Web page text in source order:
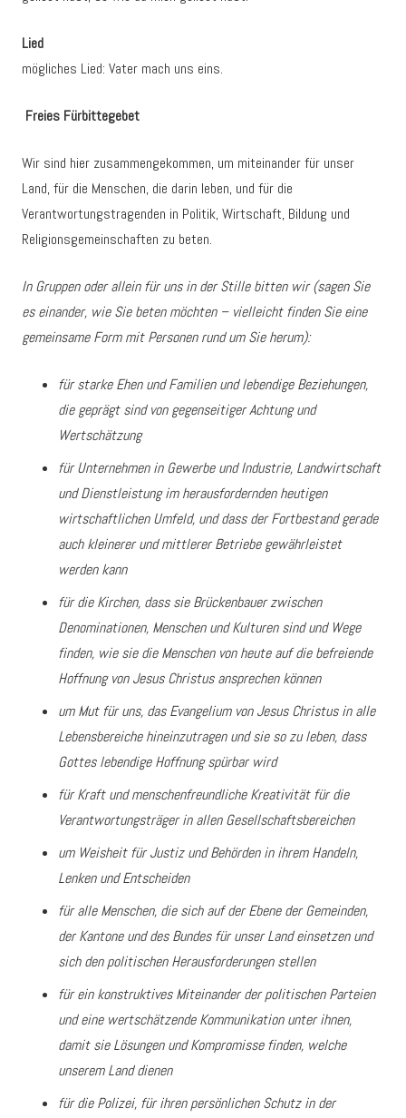
Lied
mögliches Lied: Vater mach uns eins.
Freies Fürbittegebet
Wir sind hier zusammengekommen, um miteinander für unser
Land, für die Menschen, die darin leben, und für die
Verantwortungstragenden in Politik, Wirtschaft, Bildung und
Religionsgemeinschaften zu beten.
In Gruppen oder allein für uns in der Stille bitten wir (sagen Sie
es einander, wie Sie beten möchten – vielleicht finden Sie eine
gemeinsame Form mit Personen rund um Sie herum):
für starke Ehen und Familien und lebendige Beziehungen,
die geprägt sind von gegenseitiger Achtung und
Wertschätzung
für Unternehmen in Gewerbe und Industrie, Landwirtschaft
und Dienstleistung im herausfordernden heutigen
wirtschaftlichen Umfeld, und dass der Fortbestand gerade
auch kleinerer und mittlerer Betriebe gewährleistet
werden kann
für die Kirchen, dass sie Brückenbauer zwischen
Denominationen, Menschen und Kulturen sind und Wege
finden, wie sie die Menschen von heute auf die befreiende
Hoffnung von Jesus Christus ansprechen können
um Mut für uns, das Evangelium von Jesus Christus in alle
Lebensbereiche hineinzutragen und sie so zu leben, dass
Gottes lebendige Hoffnung spürbar wird
für Kraft und menschenfreundliche Kreativität für die
Verantwortungsträger in allen Gesellschaftsbereichen
um Weisheit für Justiz und Behörden in ihrem Handeln,
Lenken und Entscheiden
für alle Menschen, die sich auf der Ebene der Gemeinden,
der Kantone und des Bundes für unser Land einsetzen und
sich den politischen Herausforderungen stellen
für ein konstruktives Miteinander der politischen Parteien
und eine wertschätzende Kommunikation unter ihnen,
damit sie Lösungen und Kompromisse finden, welche
unserem Land dienen
für die Polizei, für ihren persönlichen Schutz in der